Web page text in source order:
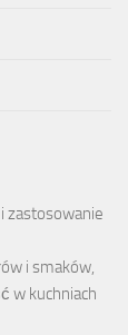
zastosowanie
i smaków,
w kuchniach